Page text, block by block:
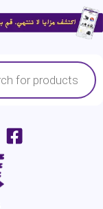
Products
search